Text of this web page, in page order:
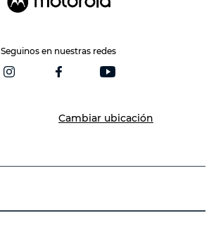
Seguinos en nuestras redes
Cambiar ubicación